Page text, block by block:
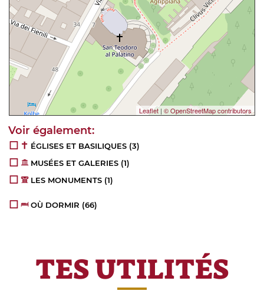
Leaflet | © OpenStreetMap contributors
ÉGLISES ET BASILIQUES (3)
MUSÉES ET GALERIES (1)
LES MONUMENTS (1)
OÙ DORMIR (66)
TES UTILITÉS